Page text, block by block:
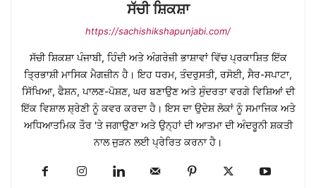
ਸੱਚੀ ਸ਼ਿਕਸ਼ਾ
https://sachishikshapunjabi.com/
ਸੱਚੀ ਸ਼ਿਕਸ਼ਾ ਪੰਜਾਬੀ, ਹਿੰਦੀ ਅਤੇ ਅੰਗਰੇਜ਼ੀ ਭਾਸ਼ਾਵਾਂ ਵਿੱਚ ਪ੍ਰਕਾਸ਼ਿਤ ਇੱਕ
ਤ੍ਰਿਭਾਸ਼ੀ ਮਾਸਿਕ ਮੈਗਜ਼ੀਨ ਹੈ। ਇਹ ਧਰਮ, ਤੰਦਰੁਸਤੀ, ਰਸੋਈ, ਸੈਰ-ਸਪਾਟਾ,
ਸਿੱਖਿਆ, ਫੈਸ਼ਨ, ਪਾਲਣ-ਪੋਸ਼ਣ, ਘਰ ਬਣਾਉਣ ਅਤੇ ਸੁੰਦਰਤਾ ਵਰਗੇ ਵਿਸ਼ਿਆਂ ਦੀ
ਇੱਕ ਵਿਸ਼ਾਲ ਸ਼੍ਰੇਣੀ ਨੂੰ ਕਵਰ ਕਰਦਾ ਹੈ। ਇਸ ਦਾ ਉਦੇਸ਼ ਲੋਕਾਂ ਨੂੰ ਸਮਾਜਿਕ ਅਤੇ
ਅਧਿਆਤਮਿਕ ਤੌਰ 'ਤੇ ਜਗਾਉਣਾ ਅਤੇ ਉਨ੍ਹਾਂ ਦੀ ਆਤਮਾ ਦੀ ਅੰਦਰੂਨੀ ਸ਼ਕਤੀ
ਨਾਲ ਜੁੜਨ ਲਈ ਪ੍ਰੇਰਿਤ ਕਰਨਾ ਹੈ।